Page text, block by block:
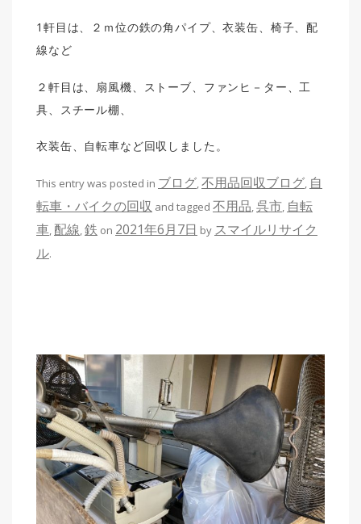
1軒目は、２ｍ位の鉄の角パイプ、衣装缶、椅子、配
線など
２軒目は、扇風機、ストーブ、ファンヒ－ター、工
具、スチール棚、
衣装缶、自転車など回収しました。
This entry was posted in ブログ,不用品回収ブログ, 自
転車・バイクの回収 and tagged 不用品,呉市, 自転
車, 配線,鉄 on 2021年6月7日 by スマイルリサイク
ル.